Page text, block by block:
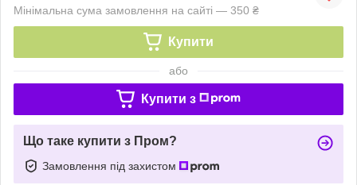
Мінімальна сума замовлення на сайті — 350 ₴
Купити
або
Купити з
Що таке купити з Пром?
Замовлення під захистом